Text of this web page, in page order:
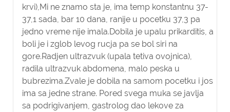
krvi),Mi ne znamo sta je, ima temp konstantnu 37-
37,1 sada, bar 10 dana, ranije u pocetku 37,3 pa
jedno vreme nije imala.Dobila je upalu prikarditis, a
boli je i zglob levog rucja pa se bol siri na
gore.Radjen ultrazvuk (upala tetiva ovojnica),
radila ultrazvuk abdomena, malo peska u
bubrezima.Zvale je dobila na samom pocetku i jos
ima sa jedne strane. Pored svega muka se javlja
sa podrigivanjem, gastrolog dao lekove za